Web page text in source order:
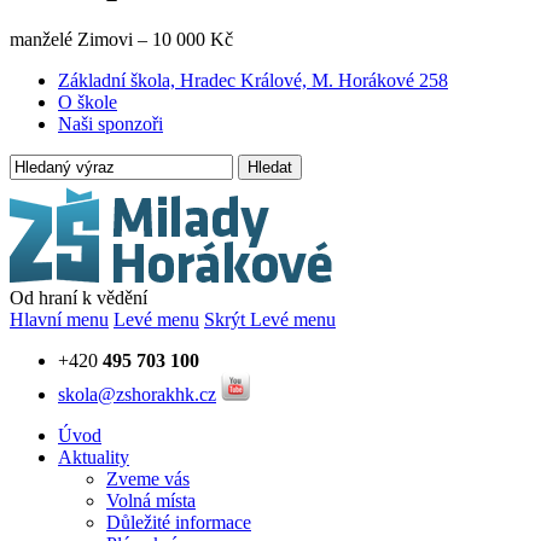
manželé Zimovi – 10 000 Kč
Základní škola, Hradec Králové, M. Horákové 258
O škole
Naši sponzoři
Hledat
Od hraní k vědění
Hlavní menu Levé menu Skrýt Levé menu
+420 495 703 100
skola@zshorakhk.cz
Úvod
Aktuality
Zveme vás
Volná místa
Důležité informace